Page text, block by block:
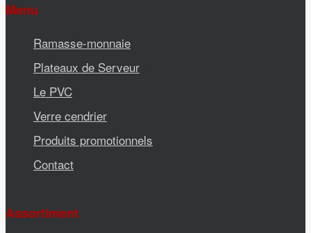
Menu
Ramasse-monnaie
Plateaux de Serveur
Le PVC
Verre cendrier
Produits promotionnels
Contact
Assortiment